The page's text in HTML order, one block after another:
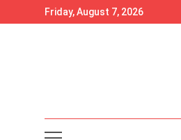
to
Friday, August 7, 2026